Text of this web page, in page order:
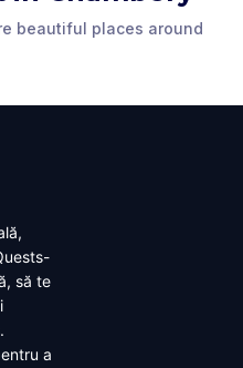
beautiful places around
Galerie Eurêka
să te
a